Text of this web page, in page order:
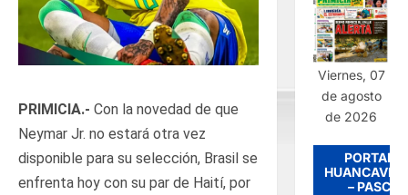
PRIMICIA.- Con la novedad de que
Neymar Jr. no estará otra vez
disponible para su selección, Brasil se
enfrenta hoy con su par de Haití, por
Viernes, 07
de agosto
de 2026
PORTADA
– PASCO